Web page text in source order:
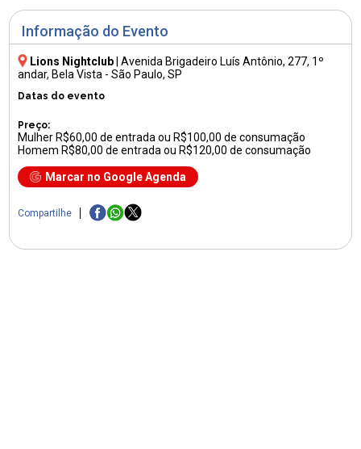
Informação do Evento
Lions Nightclub |Avenida Brigadeiro Luís Antônio, 277, 1º
andar, Bela Vista - São Paulo, SP
Datas do evento
Preço:
Mulher R$60,00 de entrada ou R$100,00 de consumação
Homem R$80,00 de entrada ou R$120,00 de consumação
Marcar no Google Agenda
Compartilhe